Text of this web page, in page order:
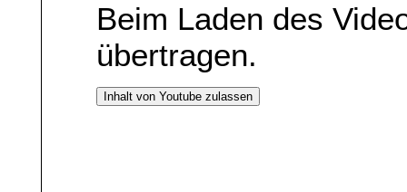
Beim Laden des
übertragen.
Inhalt von Youtube zulassen